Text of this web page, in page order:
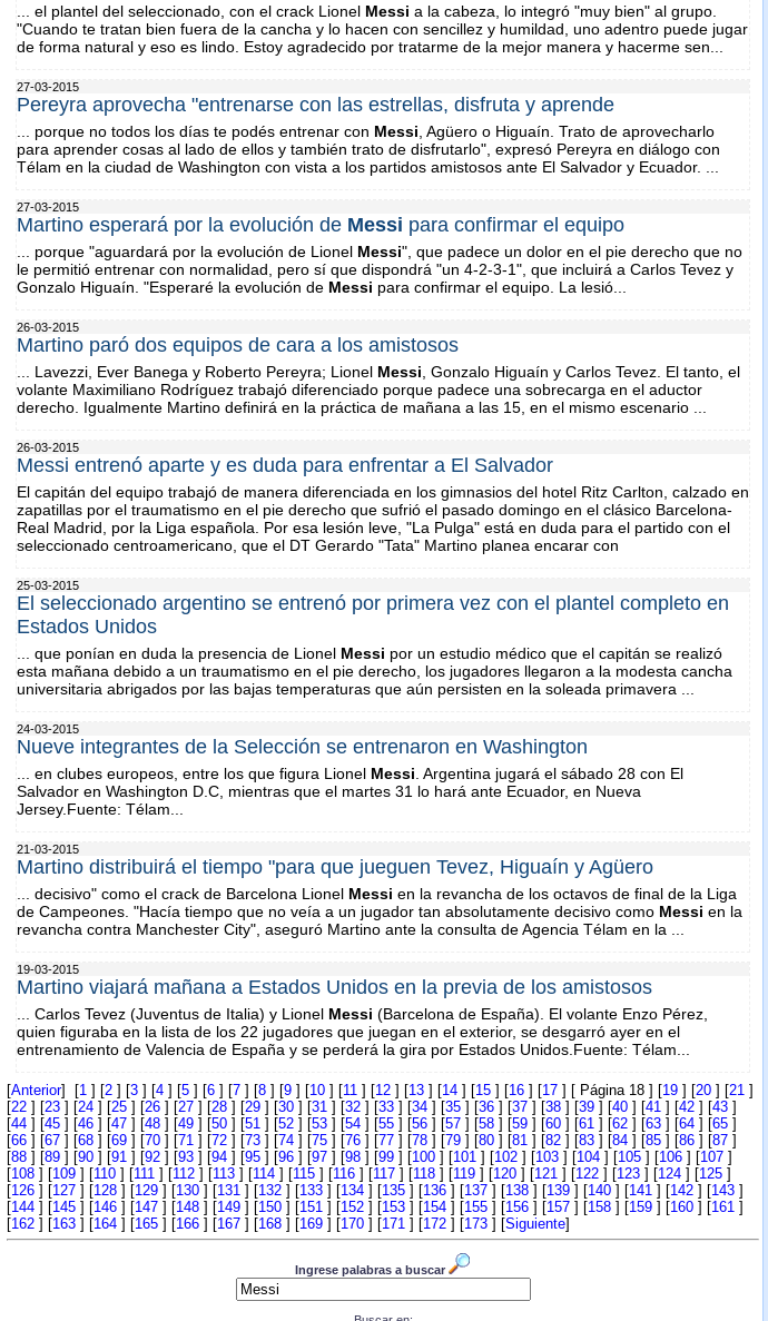
... el plantel del seleccionado, con el crack Lionel Messi a la cabeza, lo integró "muy bien" al grupo.
"Cuando te tratan bien fuera de la cancha y lo hacen con sencillez y humildad, uno adentro puede jugar
de forma natural y eso es lindo. Estoy agradecido por tratarme de la mejor manera y hacerme sen...
27-03-2015
Pereyra aprovecha "entrenarse con las estrellas, disfruta y aprende
... porque no todos los días te podés entrenar con Messi , Agüero o Higuaín. Trato de aprovecharlo
para aprender cosas al lado de ellos y también trato de disfrutarlo", expresó Pereyra en diálogo con
Télam en la ciudad de Washington con vista a los partidos amistosos ante El Salvador y Ecuador. ...
27-03-2015
Martino esperará por la evolución de Messi para confirmar el equipo
... porque "aguardará por la evolución de Lionel Messi", que padece un dolor en el pie derecho que no
le permitió entrenar con normalidad, pero sí que dispondrá "un 4-2-3-1", que incluirá a Carlos Tevez y
Gonzalo Higuaín. "Esperaré la evolución de Messi para confirmar el equipo. La lesió...
26-03-2015
Martino paró dos equipos de cara a los amistosos
... Lavezzi, Ever Banega y Roberto Pereyra; Lionel Messi , Gonzalo Higuaín y Carlos Tevez. El tanto, el
volante Maximiliano Rodríguez trabajó diferenciado porque padece una sobrecarga en el aductor
derecho. Igualmente Martino definirá en la práctica de mañana a las 15, en el mismo escenario ...
26-03-2015
Messi entrenó aparte y es duda para enfrentar a El Salvador
El capitán del equipo trabajó de manera diferenciada en los gimnasios del hotel Ritz Carlton, calzado en
zapatillas por el traumatismo en el pie derecho que sufrió el pasado domingo en el clásico Barcelona-
Real Madrid, por la Liga española. Por esa lesión leve, "La Pulga" está en duda para el partido con el
seleccionado centroamericano, que el DT Gerardo "Tata" Martino planea encarar con
25-03-2015
El seleccionado argentino se entrenó por primera vez con el plantel completo en
Estados Unidos
... que ponían en duda la presencia de Lionel Messi por un estudio médico que el capitán se realizó
esta mañana debido a un traumatismo en el pie derecho, los jugadores llegaron a la modesta cancha
universitaria abrigados por las bajas temperaturas que aún persisten en la soleada primavera ...
24-03-2015
Nueve integrantes de la Selección se entrenaron en Washington
... en clubes europeos, entre los que figura Lionel Messi . Argentina jugará el sábado 28 con El
Salvador en Washington D.C, mientras que el martes 31 lo hará ante Ecuador, en Nueva
Jersey.Fuente: Télam...
21-03-2015
Martino distribuirá el tiempo "para que jueguen Tevez, Higuaín y Agüero
... decisivo" como el crack de Barcelona Lionel Messi en la revancha de los octavos de final de la Liga
de Campeones. "Hacía tiempo que no veía a un jugador tan absolutamente decisivo como Messi en la
revancha contra Manchester City", aseguró Martino ante la consulta de Agencia Télam en la ...
19-03-2015
Martino viajará mañana a Estados Unidos en la previa de los amistosos
... Carlos Tevez (Juventus de Italia) y Lionel Messi (Barcelona de España). El volante Enzo Pérez,
quien figuraba en la lista de los 22 jugadores que juegan en el exterior, se desgarró ayer en el
entrenamiento de Valencia de España y se perderá la gira por Estados Unidos.Fuente: Télam...
[Anterior] [1 ] [2 ] [3 ] [4 ] [5 ] [6 ] [7 ] [8 ] [9 ] [10 ] [11 ] [12 ] [13 ] [14 ] [15 ] [16 ] [17 ] [ Página 18 ] [19 ] [20 ] [21 ]
[22 ] [23 ] [24 ] [25 ] [26 ] [27 ] [28 ] [29 ] [30 ] [31 ] [32 ] [33 ] [34 ] [35 ] [36 ] [37 ] [38 ] [39 ] [40 ] [41 ] [42 ] [43 ]
[44 ] [45 ] [46 ] [47 ] [48 ] [49 ] [50 ] [51 ] [52 ] [53 ] [54 ] [55 ] [56 ] [57 ] [58 ] [59 ] [60 ] [61 ] [62 ] [63 ] [64 ] [65 ]
[66 ] [67 ] [68 ] [69 ] [70 ] [71 ] [72 ] [73 ] [74 ] [75 ] [76 ] [77 ] [78 ] [79 ] [80 ] [81 ] [82 ] [83 ] [84 ] [85 ] [86 ] [87 ]
[88 ] [89 ] [90 ] [91 ] [92 ] [93 ] [94 ] [95 ] [96 ] [97 ] [98 ] [99 ] [100 ] [101 ] [102 ] [103 ] [104 ] [105 ] [106 ] [107 ]
[108 ] [109 ] [110 ] [111 ] [112 ] [113 ] [114 ] [115 ] [116 ] [117 ] [118 ] [119 ] [120 ] [121 ] [122 ] [123 ] [124 ] [125 ]
[126 ] [127 ] [128 ] [129 ] [130 ] [131 ] [132 ] [133 ] [134 ] [135 ] [136 ] [137 ] [138 ] [139 ] [140 ] [141 ] [142 ] [143 ]
[144 ] [145 ] [146 ] [147 ] [148 ] [149 ] [150 ] [151 ] [152 ] [153 ] [154 ] [155 ] [156 ] [157 ] [158 ] [159 ] [160 ] [161 ]
[162 ] [163 ] [164 ] [165 ] [166 ] [167 ] [168 ] [169 ] [170 ] [171 ] [172 ] [173 ] [Siguiente]
Ingrese palabras a buscar